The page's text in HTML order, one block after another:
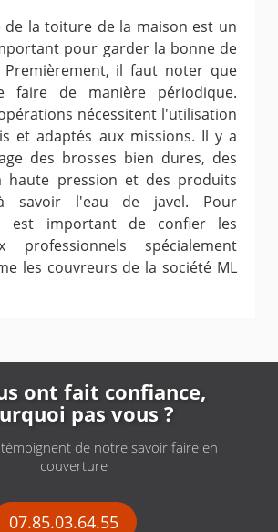
de la toiture de la maison est un
pour garder la bonne de
il faut noter que
faire de manière périodique.
nécessitent l'utilisation
et adaptés aux missions. Il y a
des brosses bien dures, des
haute pression et des produits
savoir l'eau de javel. Pour
est important de confier les
professionnels spécialement
les couvreurs de la société ML
ont fait confiance,
pas vous ?
de notre savoir faire en
couverture
07.85.03.64.55